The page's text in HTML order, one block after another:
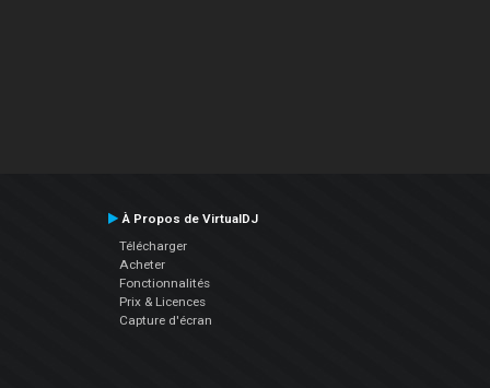
À Propos de VirtualDJ
Télécharger
Acheter
Fonctionnalités
Prix & Licences
Capture d'écran